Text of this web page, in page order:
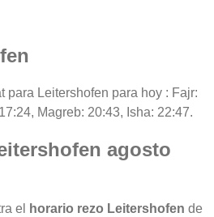
para Leitershofen para hoy : Fajr:
Magreb: 20:43, Isha: 22:47.
agosto
el horario rezo Leitershofen de